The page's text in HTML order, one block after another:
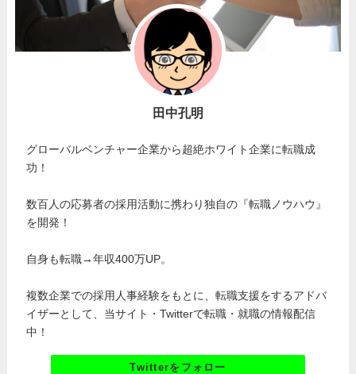
田中孔明
グローバルベンチャー企業から超絶ホワイト企業に転職成
功！
数百人の応募者の採用活動に携わり独自の『転職ノウハウ』
を開発！
自身も転職→年収400万UP。
複数企業での採用人事経験をもとに、転職支援をするアドバ
イザーとして、当サイト・Twitterで転職・就職の情報配信
中！
Twitterをフォロー